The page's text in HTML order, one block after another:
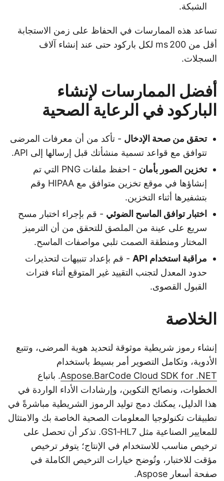
الشبكة.
تساعد هذه الممارسات في الحفاظ على زمن الاستجابة
أقل من 200 ms لكل باركود حتى عند إنشاء آلاف
السجلات.
أفضل الممارسات لإنشاء
الباركود في الرعاية الصحية
تحقق من صحة الإدخال- تأكد من أن معرفات المرضى
تتوافق مع قواعد تسمية منشأتك قبل إرسالها إلى API.
تخزين الصور بأمان
- احفظ ملفات PNG التي تم
إنشاؤها في موقع تخزين متوافق مع HIPAA وقم
بتشفيرها أثناء التخزين.
اختبار توافق الماسح الضوئي- قم بإجراء اختبار مسح
سريع على عينة من الملصق للتحقق من أن الترميز
المختار ومنطقة الصمت تلبي مواصفات الماسح.
مراقبة استخدام API
- قم بإعداد تنبيهات لتحذيرات
حدود المعدل لتجنب التقييد غير المتوقع أثناء فترات
القبول القصوى.
الخلاصة
إنشاء رموز شريطية موثوقة لتحديد هوية المرضى، وتتبع
الأدوية، وتكامل التصوير أمر بسيط باستخدام
Aspose.BarCode Cloud SDK for .NET. باتباع
الخطوات، ونصائح التكوين، وإرشادات الأداء الواردة في
هذا الدليل، يمكنك دمج توليد الرموز الشريطية مباشرةً في
تطبيقات تكنولوجيا المعلومات الصحية الخاصة بك والامتثال
للمعايير الصناعية مثل GS1‑HL7. تذكر أن تحصل على
ترخيص مناسب للاستخدام في الإنتاج؛ يتوفر ترخيص
مؤقت للاختبار، وتُوضح خيارات الترخيص الكاملة في
صفحة أسعار Aspose.